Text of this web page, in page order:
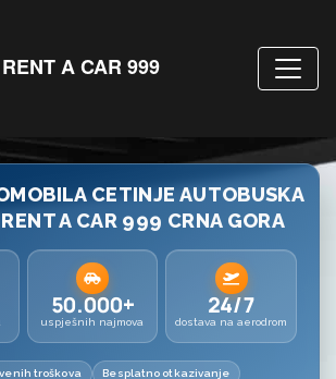
RENT A CAR 999
CETINJE AUTOBUSKA
A CAR 999 CRNA GORA
50.000+
uspješnih najmova
24/7
dostava na aerodrom
troškova Besplatno otkazivanje